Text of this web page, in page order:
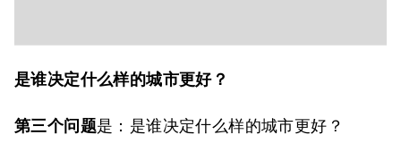
是谁决定什么样的城市更好？
第三个问题是：是谁决定什么样的城市更好？